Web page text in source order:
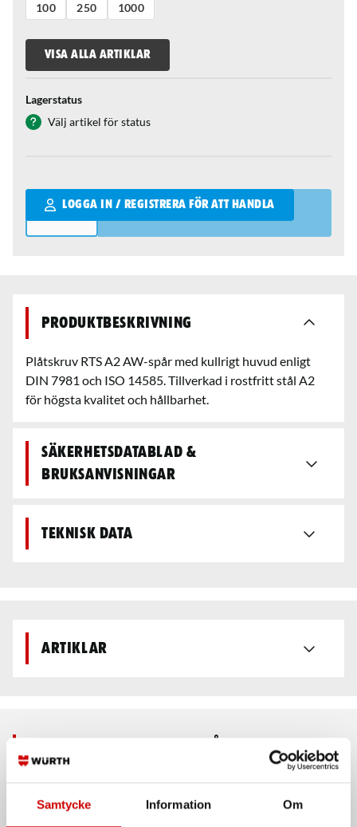
Samtycke Information Om
100
250 1000
VISA ALLA ARTIKLAR
Lagerstatus
Välj artikel för status
LOGGA IN / REGISTRERA FÖR ATT HANDLA
Qantity
Produktbeskrivning
Plåtskruv RTS A2 AW-spår med kullrigt huvud enligt
DIN 7981 och ISO 14585. Tillverkad i rostfritt stål A2
för högsta kvalitet och hållbarhet.
Säkerhetsdatablad &
bruksanvisningar
Teknisk data
Artiklar
Rekommenderat baserat på vald produkt